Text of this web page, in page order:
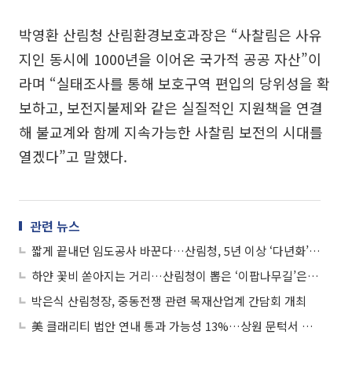
박영환 산림청 산림환경보호과장은 “사찰림은 사유
지인 동시에 1000년을 이어온 국가적 공공 자산”이
라며 “실태조사를 통해 보호구역 편입의 당위성을 확
보하고, 보전지불제와 같은 실질적인 지원책을 연결
해 불교계와 함께 지속가능한 사찰림 보전의 시대를
열겠다”고 말했다.
관련 뉴스
짧게 끝내던 임도공사 바꾼다…산림청, 5년 이상 ‘다년화’ 시범 착수
하얀 꽃비 쏟아지는 거리…산림청이 뽑은 ‘이팝나무길’은 어디?
박은식 산림청장, 중동전쟁 관련 목재산업계 간담회 개최
美 클래리티 법안 연내 통과 가능성 13%…상원 문턱서 제동